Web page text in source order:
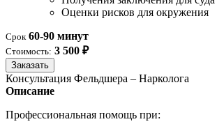
Оценки рисков для окружения
Срок 60-90 минут
Стоимость: 3 500 ₽
Заказать
Консультация Фельдшера – Нарколога
Описание
Профессиональная помощь при: